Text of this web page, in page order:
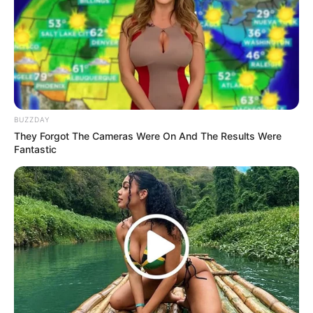
Company yang mendebutkan sebuah grup bernamaCiipher.
Untuk promosi di luar negeri, ia ada di bawah agensi AS
William Morris.
Baca juga:Biodata, Profil, dan Fakta Noze
Film
Race to Freedom: Um Bok Dong(2019), sebagai Uhm Bok
The Prince(2014), sebagai Mark
Soar Into The Sun(2012), sebagai Jung Tae Hoon
Awaken The Dragon(2010)
Ninja Assassin(2009)
Speed Racer (2008)
I’m a Cyborg, But That’s OK(2006), sebagai Park Il Sun
BUZZDAY
They Forgot The Cameras Were On And The Results Were
Fantastic